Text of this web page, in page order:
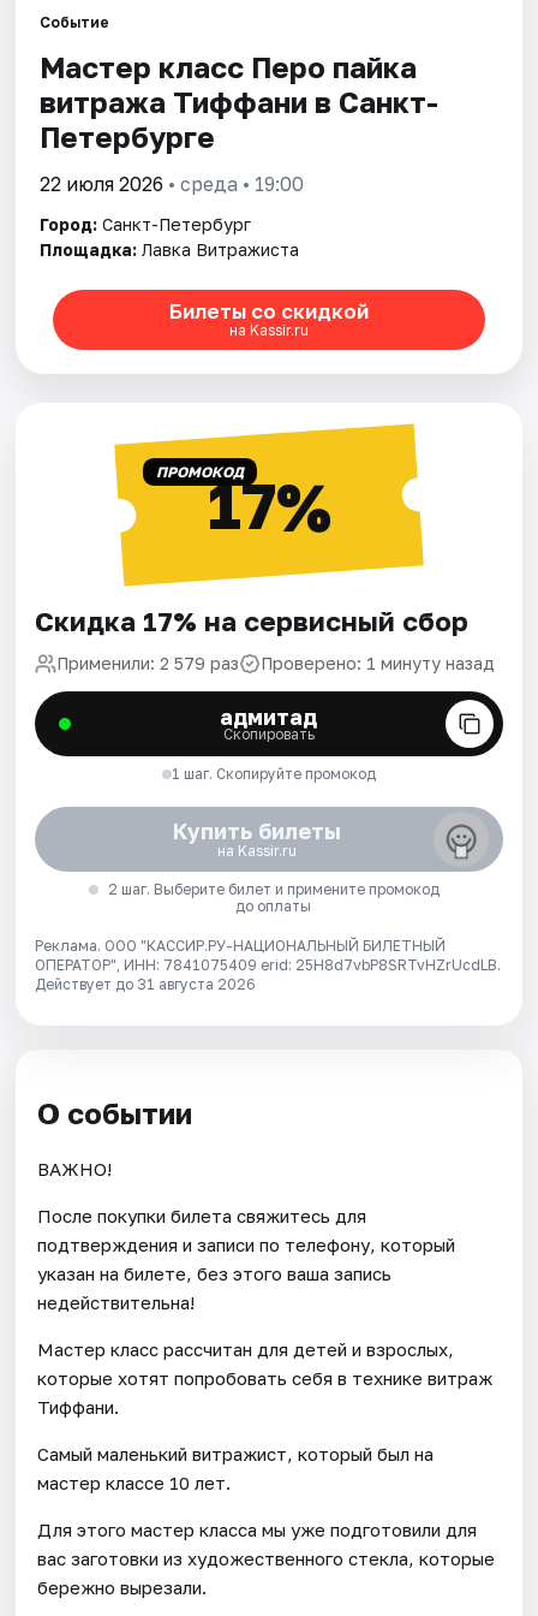
Города
Площадки
Артисты
Рейтинги
Событие
Мастер класс Перо пайка
витража Тиффани в Санкт-
Петербурге
22 июля 2026 • среда • 19:00
Город: Санкт-Петербург
Площадка: Лавка Витражиста
Билеты со скидкой
на Kassir.ru
ПРОМОКОД17%
Скидка 17% на сервисный сбор
Применили: 2 579 раз Проверено: 1 минуту назад
адмитад
Скопировать
1 шаг. Скопируйте промокод
Купить билеты
на Kassir.ru
2 шаг. Выберите билет и примените промокод
до оплаты
Реклама. ООО "КАССИР.РУ-НАЦИОНАЛЬНЫЙ БИЛЕТНЫЙ
ОПЕРАТОР", ИНН: 7841075409 erid: 25H8d7vbP8SRTvHZrUcdLB.
Действует до 31 августа 2026
О событии
ВАЖНО!
После покупки билета свяжитесь для
подтверждения и записи по телефону, который
указан на билете, без этого ваша запись
недействительна!
Мастер класс рассчитан для детей и взрослых,
которые хотят попробовать себя в технике витраж
Тиффани.
Самый маленький витражист, который был на
мастер классе 10 лет.
Для этого мастер класса мы уже подготовили для
вас заготовки из художественного стекла, которые
бережно вырезали.